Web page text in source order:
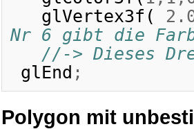
glVertex3f (
Nr 6 gibt die
//-> Dieses
glEnd ;
Polygon mit